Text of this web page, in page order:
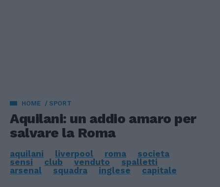
HOME SPORT
Aquilani: un addio amaro per
salvare la Roma
aquilani liverpool roma
societa
sensi
club venduto
spalletti
arsenal
squadra inglese capitale